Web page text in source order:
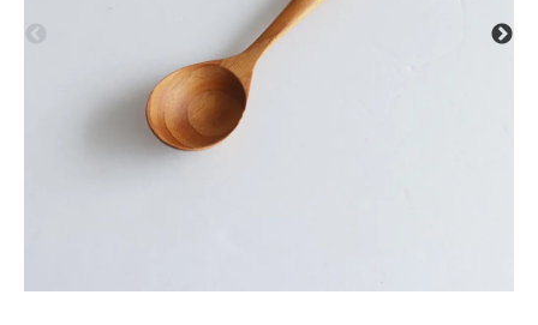
ラッピングについて
メールマガジン